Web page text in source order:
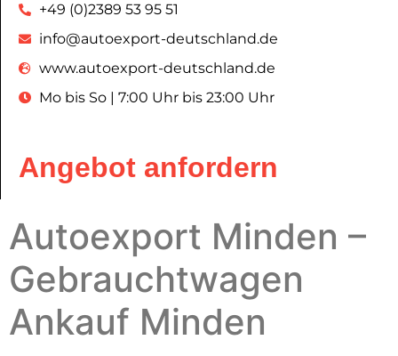
+49 (0)2389 53 95 51
info@autoexport-deutschland.de
www.autoexport-deutschland.de
Mo bis So | 7:00 Uhr bis 23:00 Uhr
Angebot anfordern
Autoexport Minden –
Gebrauchtwagen
Ankauf Minden